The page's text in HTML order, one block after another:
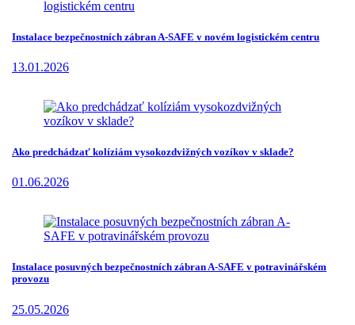
Instalace bezpečnostních zábran A-SAFE v novém logistickém centru
13.01.2026
Ako predchádzať kolíziám vysokozdvižných vozíkov v sklade?
01.06.2026
Instalace posuvných bezpečnostních zábran A-SAFE v potravinářském
provozu
25.05.2026